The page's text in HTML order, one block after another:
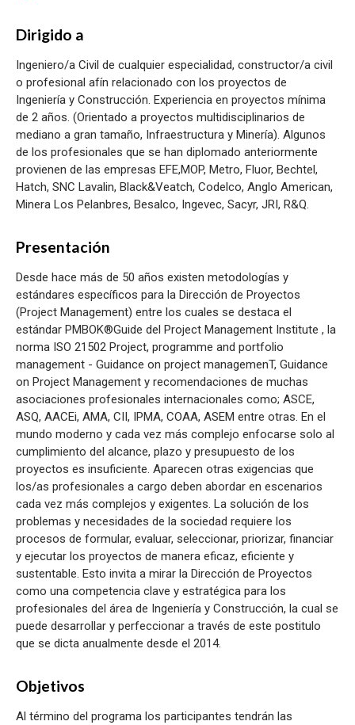
Dirigido a
Ingeniero/a Civil de cualquier especialidad, constructor/a civil
o profesional afín relacionado con los proyectos de
Ingeniería y Construcción. Experiencia en proyectos mínima
de 2 años. (Orientado a proyectos multidisciplinarios de
mediano a gran tamaño, Infraestructura y Minería). Algunos
de los profesionales que se han diplomado anteriormente
provienen de las empresas EFE,MOP, Metro, Fluor, Bechtel,
Hatch, SNC Lavalin, Black&Veatch, Codelco, Anglo American,
Minera Los Pelanbres, Besalco, Ingevec, Sacyr, JRI, R&Q.
Presentación
Desde hace más de 50 años existen metodologías y
estándares específicos para la Dirección de Proyectos
(Project Management) entre los cuales se destaca el
estándar PMBOK®Guide del Project Management Institute , la
norma ISO 21502 Project, programme and portfolio
management - Guidance on project managemenT, Guidance
on Project Management y recomendaciones de muchas
asociaciones profesionales internacionales como; ASCE,
ASQ, AACEi, AMA, CII, IPMA, COAA, ASEM entre otras. En el
mundo moderno y cada vez más complejo enfocarse solo al
cumplimiento del alcance, plazo y presupuesto de los
proyectos es insuficiente. Aparecen otras exigencias que
los/as profesionales a cargo deben abordar en escenarios
cada vez más complejos y exigentes. La solución de los
problemas y necesidades de la sociedad requiere los
procesos de formular, evaluar, seleccionar, priorizar, financiar
y ejecutar los proyectos de manera eficaz, eficiente y
sustentable. Esto invita a mirar la Dirección de Proyectos
como una competencia clave y estratégica para los
profesionales del área de Ingeniería y Construcción, la cual se
puede desarrollar y perfeccionar a través de este postitulo
que se dicta anualmente desde el 2014.
Objetivos
Al término del programa los participantes tendrán las